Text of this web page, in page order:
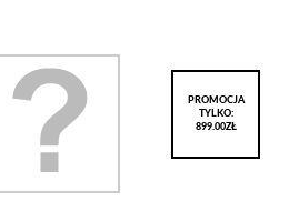
PROMOCJA
TYLKO:
899.00ZŁ